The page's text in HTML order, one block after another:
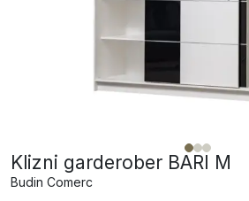
Klizni garderober BARI M
Budin Comerc